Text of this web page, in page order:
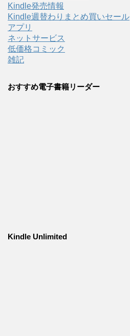
Kindle発売情報
Kindle週替わりまとめ買いセール
アプリ
ネットサービス
低価格コミック
雑記
おすすめ電子書籍リーダー
Kindle Unlimited